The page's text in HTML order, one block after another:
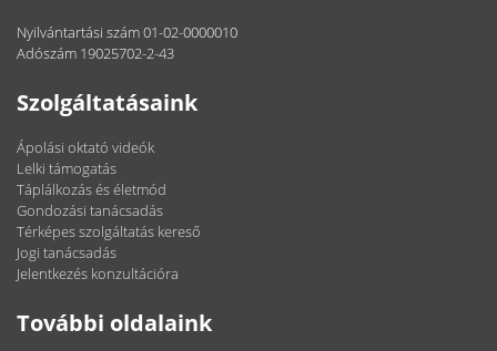
Nyilvántartási szám 01-02-0000010
Adószám 19025702-2-43
Szolgáltatásaink
Ápolási oktató videók
Lelki támogatás
Táplálkozás és életmód
Gondozási tanácsadás
Térképes szolgáltatás kereső
Jogi tanácsadás
Jelentkezés konzultációra
További oldalaink